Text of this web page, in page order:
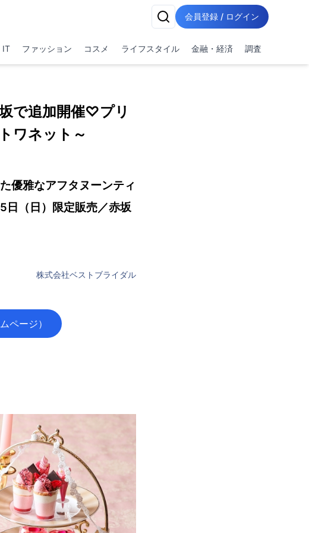
会員登録 / ログイン
IT ファッション コスメ ライフスタイル 金融・経済 調査
で追加開催♡プリ
ワネット～
優雅なアフタヌーンティ
日（日）限定販売／赤坂
株式会社ベストブライダル
ページ）